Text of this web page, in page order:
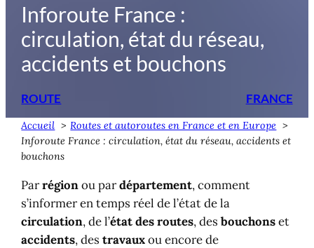
Inforoute France :
circulation, état du réseau,
accidents et bouchons
ROUTE FRANCE
Accueil
Routes et autoroutes en France et en Europe
Inforoute France : circulation, état du réseau, accidents et
bouchons
Parrégionou pardépartement, comment
s’informer en temps réel de l’état de la
circulation, de l’état des routes, desbouchonset
accidents, destravauxou encore de